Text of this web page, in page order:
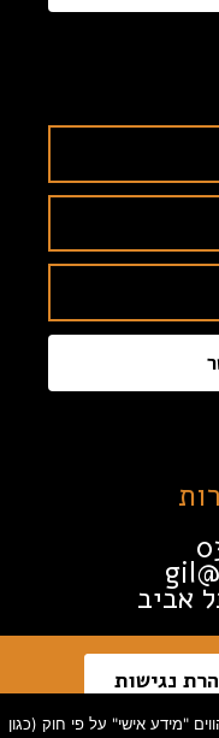
נגישות
"מידע אישי" על פי חוק (כגון